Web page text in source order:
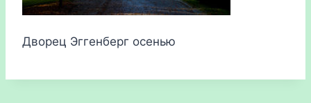
Дворец Эггенберг осенью